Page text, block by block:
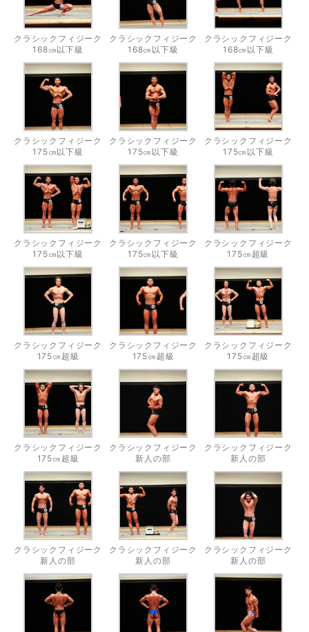
クラシックフィジーク
168㎝以下級
クラシックフィジーク
168㎝以下級
クラシックフィジーク
168㎝以下級
クラシックフィジーク
175㎝以下級
クラシックフィジーク
175㎝以下級
クラシックフィジーク
175㎝以下級
クラシックフィジーク
175㎝以下級
クラシックフィジーク
175㎝以下級
クラシックフィジーク
175㎝超級
クラシックフィジーク
175㎝超級
クラシックフィジーク
175㎝超級
クラシックフィジーク
175㎝超級
クラシックフィジーク
175㎝超級
クラシックフィジーク
新人の部
クラシックフィジーク
新人の部
クラシックフィジーク
新人の部
クラシックフィジーク
新人の部
クラシックフィジーク
新人の部